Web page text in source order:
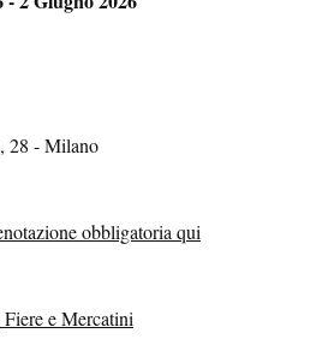
28 - Milano
obbligatoria qui
e Mercatini